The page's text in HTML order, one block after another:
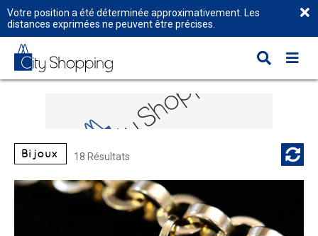
Votre position a été déterminée approximativement. Les
distances exprimées ne peuvent être précises.
Bijoux 18 Résultats